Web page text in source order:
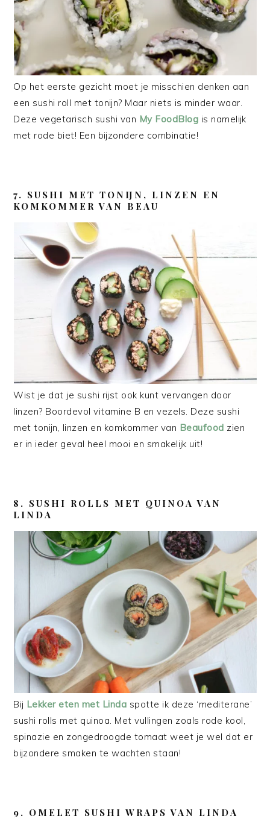
Op het eerste gezicht moet je misschien denken aan
een sushi roll met tonijn? Maar niets is minder waar.
Deze vegetarisch sushi van My FoodBlog is namelijk
met rode biet! Een bijzondere combinatie!
7. SUSHI MET TONIJN, LINZEN EN
KOMKOMMER VAN BEAU
Wist je dat je sushi rijst ook kunt vervangen door
linzen? Boordevol vitamine B en vezels. Deze sushi
met tonijn, linzen en komkommer van Beaufood zien
er in ieder geval heel mooi en smakelijk uit!
8. SUSHI ROLLS MET QUINOA VAN
LINDA
Bij Lekker eten met Linda spotte ik deze ‘mediterane’
sushi rolls met quinoa. Met vullingen zoals rode kool,
spinazie en zongedroogde tomaat weet je wel dat er
bijzondere smaken te wachten staan!
9. OMELET SUSHI WRAPS VAN LINDA